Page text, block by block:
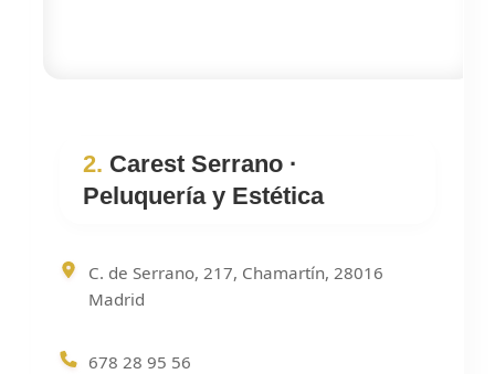
2. Carest Serrano ·
Peluquería y Estética
C. de Serrano, 217, Chamartín, 28016
Madrid
678 28 95 56